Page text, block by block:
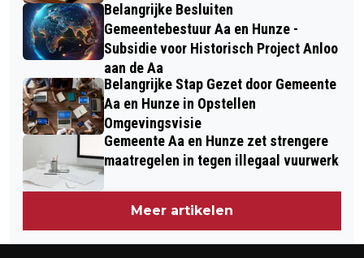
Belangrijke Besluiten
Gemeentebestuur Aa en Hunze -
Subsidie voor Historisch Project Anloo
aan de Aa
Belangrijke Stap Gezet door Gemeente
Aa en Hunze in Opstellen
Omgevingsvisie
Gemeente Aa en Hunze zet strengere
maatregelen in tegen illegaal vuurwerk
Meer artikelen